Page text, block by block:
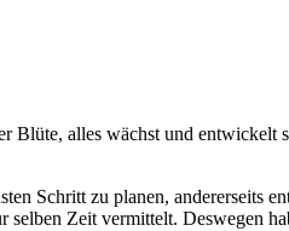
alles wächst und entwickelt
Schritt zu planen, andererseits
Zeit vermittelt. Deswegen